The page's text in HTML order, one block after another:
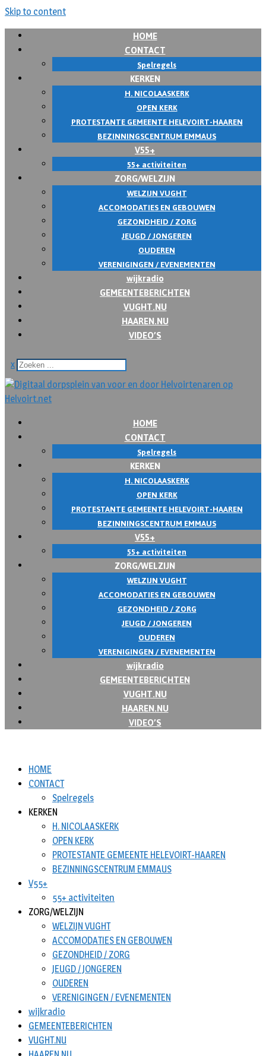
Skip to content
HOME
CONTACT
Spelregels
KERKEN
H. NICOLAASKERK
OPEN KERK
PROTESTANTE GEMEENTE HELEVOIRT-HAAREN
BEZINNINGSCENTRUM EMMAUS
V55+
55+ activiteiten
ZORG/WELZIJN
WELZIJN VUGHT
ACCOMODATIES EN GEBOUWEN
GEZONDHEID / ZORG
JEUGD / JONGEREN
OUDEREN
VERENIGINGEN / EVENEMENTEN
wijkradio
GEMEENTEBERICHTEN
VUGHT.NU
HAAREN.NU
VIDEO’S
x
HOME
CONTACT
Spelregels
KERKEN
H. NICOLAASKERK
OPEN KERK
PROTESTANTE GEMEENTE HELEVOIRT-HAAREN
BEZINNINGSCENTRUM EMMAUS
V55+
55+ activiteiten
ZORG/WELZIJN
WELZIJN VUGHT
ACCOMODATIES EN GEBOUWEN
GEZONDHEID / ZORG
JEUGD / JONGEREN
OUDEREN
VERENIGINGEN / EVENEMENTEN
wijkradio
GEMEENTEBERICHTEN
VUGHT.NU
HAAREN.NU
VIDEO’S
HOME
CONTACT
Spelregels
KERKEN
H. NICOLAASKERK
OPEN KERK
PROTESTANTE GEMEENTE HELEVOIRT-HAAREN
BEZINNINGSCENTRUM EMMAUS
V55+
55+ activiteiten
ZORG/WELZIJN
WELZIJN VUGHT
ACCOMODATIES EN GEBOUWEN
GEZONDHEID / ZORG
JEUGD / JONGEREN
OUDEREN
VERENIGINGEN / EVENEMENTEN
wijkradio
GEMEENTEBERICHTEN
VUGHT.NU